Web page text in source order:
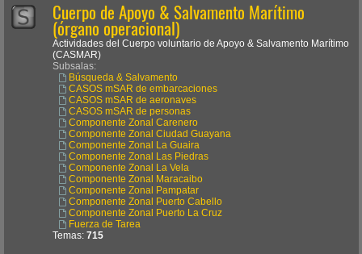
Cuerpo de Apoyo & Salvamento Marítimo
(órgano operacional)
Actividades del Cuerpo voluntario de Apoyo & Salvamento Marítimo
(CASMAR)
Subsalas:
Búsqueda & Salvamento
CASOS mSAR de embarcaciones
CASOS mSAR de aeronaves
CASOS mSAR de personas
Componente Zonal Carenero
Componente Zonal Ciudad Guayana
Componente Zonal La Guaira
Componente Zonal Las Piedras
Componente Zonal La Vela
Componente Zonal Maracaibo
Componente Zonal Pampatar
Componente Zonal Puerto Cabello
Componente Zonal Puerto La Cruz
Fuerza de Tarea
Temas: 715